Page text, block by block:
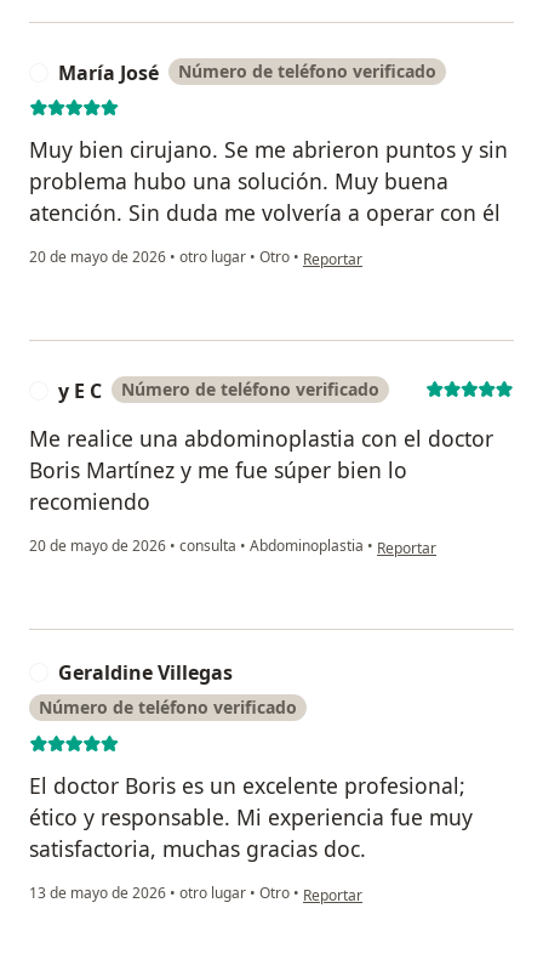
María José Número de teléfono verificado
Muy bien cirujano. Se me abrieron puntos y sin
problema hubo una solución. Muy buena
atención. Sin duda me volvería a operar con él
20 de mayo de 2026 • otro lugar • Otro • en opinión del usuario María José
Reportar
y E C Número de teléfono verificado
Me realice una abdominoplastia con el doctor
Boris Martínez y me fue súper bien lo
recomiendo
20 de mayo de 2026 • consulta • Abdominoplastia • en opinión del usuario y
Reportar
Geraldine Villegas
Número de teléfono verificado
El doctor Boris es un excelente profesional;
ético y responsable. Mi experiencia fue muy
satisfactoria, muchas gracias doc.
13 de mayo de 2026 • otro lugar • Otro • en opinión del usuario Geraldine
Reportar